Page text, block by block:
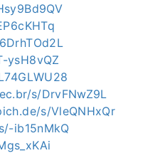
ysH8vQZ
s/DrvFNwZ9L
s/VleQNHxQr
ib15nMkQ